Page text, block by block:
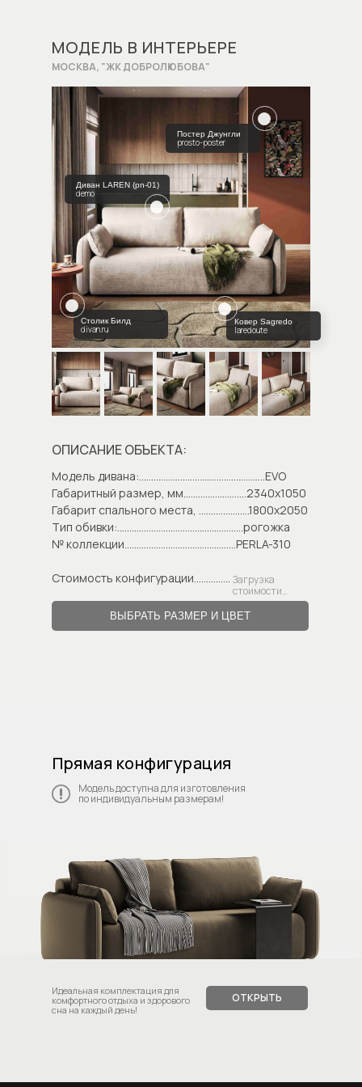
ОПИСАНИЕ ОБЪЕКТА:
МОСКВА, "ЖК ДОБРОЛЮБОВА"
МОДЕЛЬ В ИНТЕРЬЕРЕ
divan.ru
Столик Билд Ковер Sagredo
laredoute
prosto-poster
Постер Джунгли
Диван LAREN (pn-01)
demo
Модель дивана:....................................................EVO
Габаритный размер, мм..........................2340х1050
Габарит спального места, .....................1800х2050
Тип обивки:....................................................рогожка
№ коллекции..............................................PERLA-310
Стоимость конфигурации............... Загрузка
стоимости…
ВЫБРАТЬ РАЗМЕР И ЦВЕТ
Модель доступна для изготовления
по индивидуальным размерам!
Идеальная комплектация для
комфортного отдыха и здорового
сна на каждый день!
Прямая конфигурация
ОТКРЫТЬ